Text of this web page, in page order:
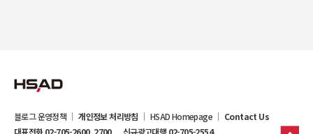
블로그 운영정책 개인정보 처리방침 HSAD Homepage
Contact Us